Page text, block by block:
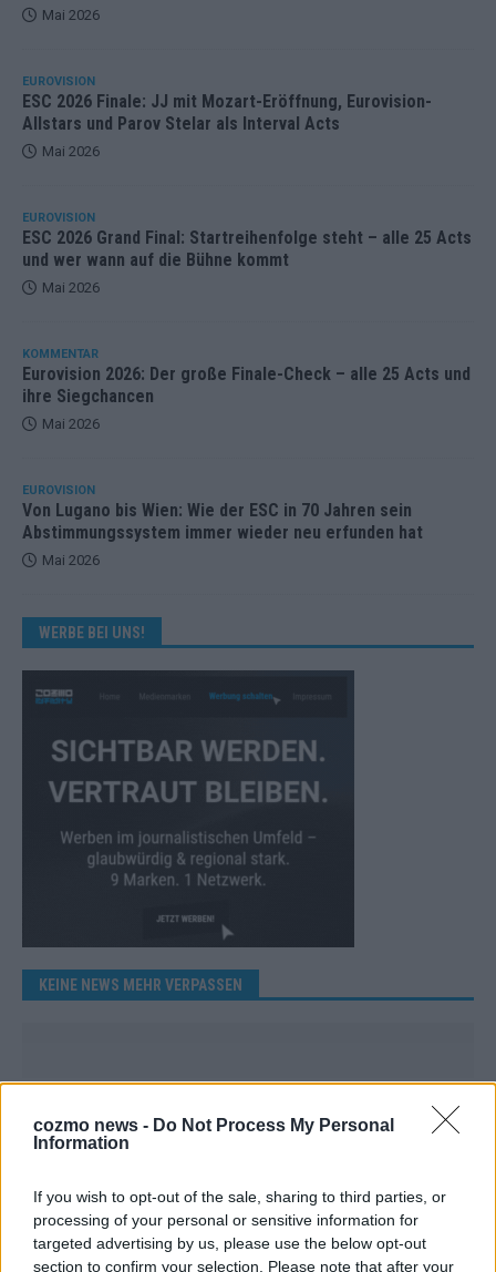
cozmo news - Do Not Process My Personal
Information
If you wish to opt-out of the sale, sharing to third parties, or
processing of your personal or sensitive information for
targeted advertising by us, please use the below opt-out
section to confirm your selection. Please note that after your
Mai 2026
EUROVISION
ESC 2026 Finale: JJ mit Mozart-Eröffnung, Eurovision-
Allstars und Parov Stelar als Interval Acts
Mai 2026
EUROVISION
ESC 2026 Grand Final: Startreihenfolge steht – alle 25 Acts
und wer wann auf die Bühne kommt
Mai 2026
KOMMENTAR
Eurovision 2026: Der große Finale-Check – alle 25 Acts und
ihre Siegchancen
Mai 2026
EUROVISION
Von Lugano bis Wien: Wie der ESC in 70 Jahren sein
Abstimmungssystem immer wieder neu erfunden hat
Mai 2026
WERBE BEI UNS!
KEINE NEWS MEHR VERPASSEN